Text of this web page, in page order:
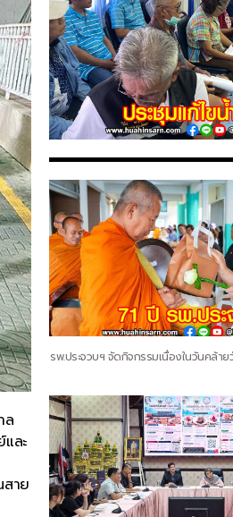
ล
ละ
สาย
รพ.ประจวบฯ จัดกิจกรรมเนื่องในวันคล้า